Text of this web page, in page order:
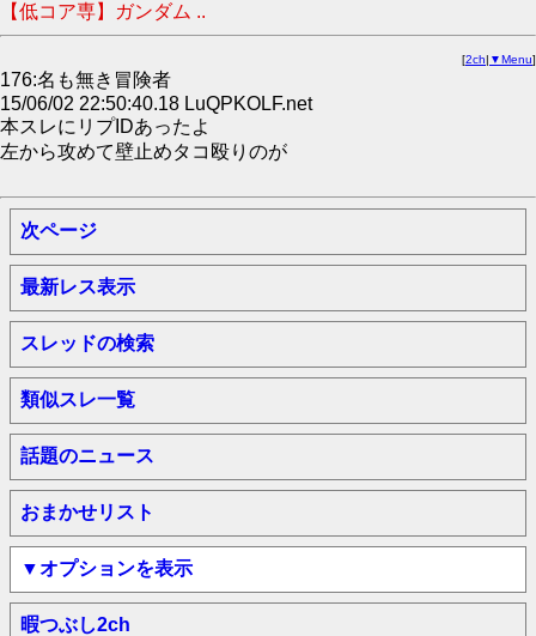
【低コア専】ガンダム ..
[2ch| ▼Menu]
176:名も無き冒険者
15/06/02 22:50:40.18 LuQPKOLF.net
本スレにリプIDあったよ
左から攻めて壁止めタコ殴りのが
次ページ
最新レス表示
スレッドの検索
類似スレ一覧
話題のニュース
おまかせリスト
▼オプションを表示
暇つぶし2ch